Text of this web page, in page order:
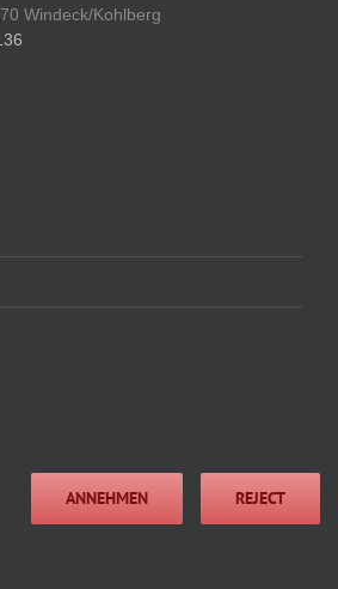
Windeck/Kohlberg
ANNEHMEN REJECT